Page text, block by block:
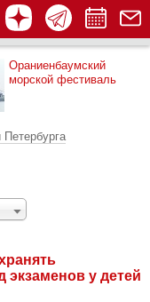
Ораниенбаумский
морской фестиваль
Петербурга
экзаменов у детей